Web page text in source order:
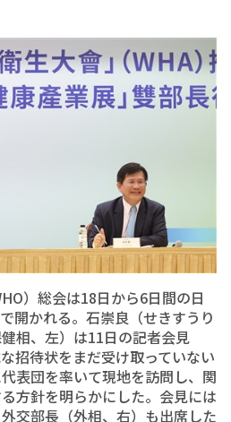
）総会は18日から6日間の日
開かれる。石崇良（せきすうり
相、左）は11日の記者会見
招待状をまだ受け取っていない
表団を率いて現地を訪問し、関
方針を明らかにした。会見には
交部長（外相、右）も出席した